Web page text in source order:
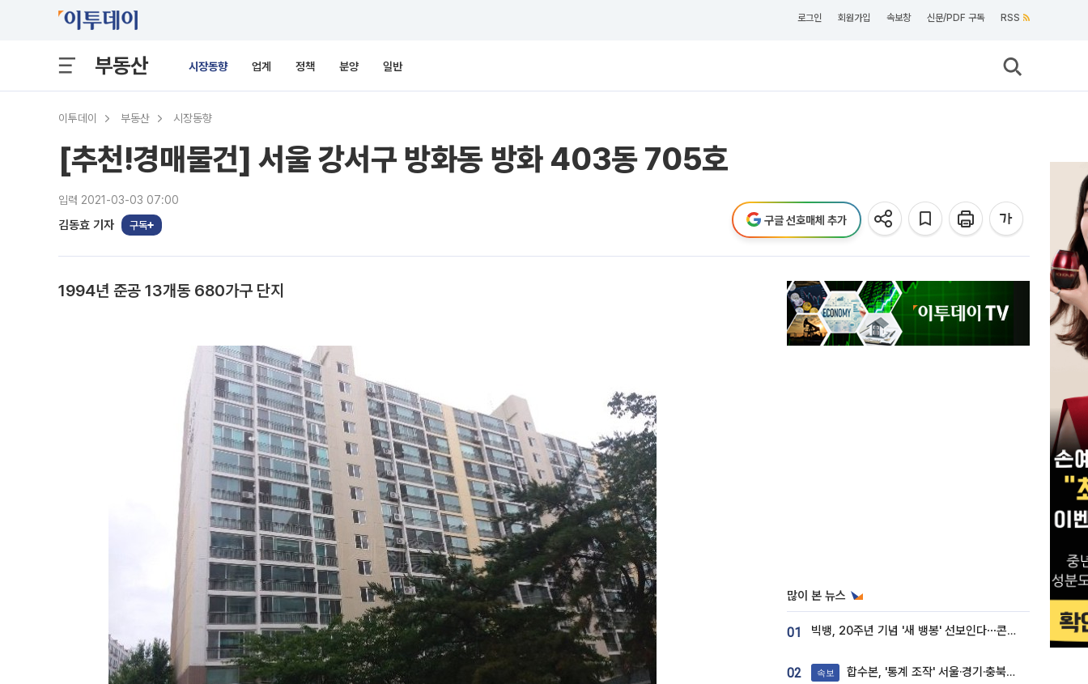
로그인 회원가입 속보창 신문/PDF 구독 RSS
부동산 시장동향 업계 정책 분양 일반
이투데이 부동산 시장동향
[추천!경매물건] 서울 강서구 방화동 방화 403동 705호
입력 2021-03-03 07:00
김동효 기자 구독 구글 선호매체 추가
1994년 준공 13개동 680가구 단지
많이 본 뉴스
01 빅뱅, 20주년 기념 '새 뱅봉' 선보인다⋯콘서트 앞두고 팝업 개최
02 속보 합수본, '통계 조작' 서울·경기·충북 선관위 등 추가 압수수색